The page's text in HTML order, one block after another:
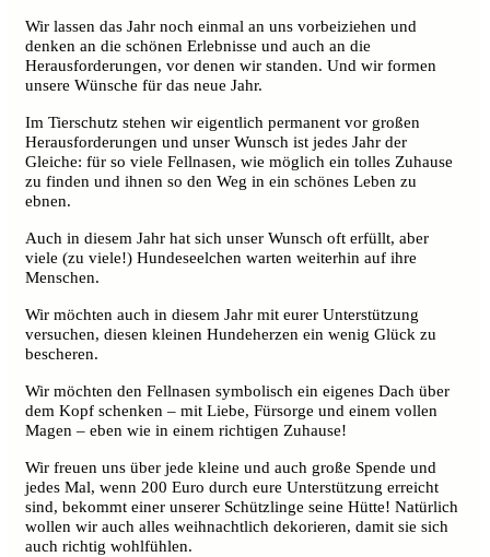
Wir lassen das Jahr noch einmal an uns vorbeiziehen und
denken an die schönen Erlebnisse und auch an die
Herausforderungen, vor denen wir standen. Und wir formen
unsere Wünsche für das neue Jahr.
Im Tierschutz stehen wir eigentlich permanent vor großen
Herausforderungen und unser Wunsch ist jedes Jahr der
Gleiche: für so viele Fellnasen, wie möglich ein tolles Zuhause
zu finden und ihnen so den Weg in ein schönes Leben zu
ebnen.
Auch in diesem Jahr hat sich unser Wunsch oft erfüllt, aber
viele (zu viele!) Hundeseelchen warten weiterhin auf ihre
Menschen.
Wir möchten auch in diesem Jahr mit eurer Unterstützung
versuchen, diesen kleinen Hundeherzen ein wenig Glück zu
bescheren.
Wir möchten den Fellnasen symbolisch ein eigenes Dach über
dem Kopf schenken – mit Liebe, Fürsorge und einem vollen
Magen – eben wie in einem richtigen Zuhause!
Wir freuen uns über jede kleine und auch große Spende und
jedes Mal, wenn 200 Euro durch eure Unterstützung erreicht
sind, bekommt einer unserer Schützlinge seine Hütte! Natürlich
wollen wir auch alles weihnachtlich dekorieren, damit sie sich
auch richtig wohlfühlen.